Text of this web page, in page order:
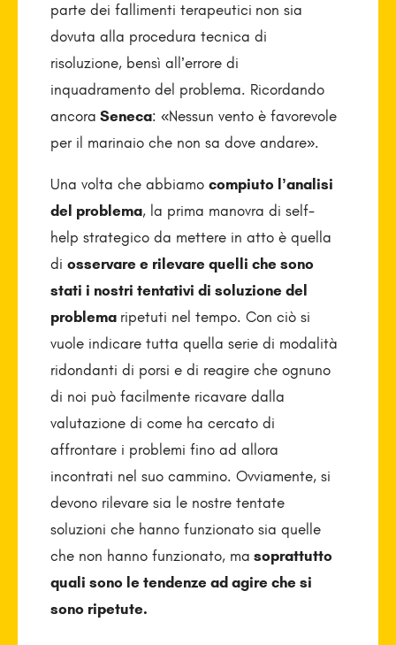
parte dei fallimenti terapeutici non sia
dovuta alla procedura tecnica di
risoluzione, bensì all’errore di
inquadramento del problema. Ricordando
ancora Seneca: «Nessun vento è favorevole
per il marinaio che non sa dove andare».
Una volta che abbiamo compiuto l’analisi
del problema, la prima manovra di self-
help strategico da mettere in atto è quella
di osservare e rilevare quelli che sono
stati i nostri tentativi di soluzione del
problema ripetuti nel tempo. Con ciò si
vuole indicare tutta quella serie di modalità
ridondanti di porsi e di reagire che ognuno
di noi può facilmente ricavare dalla
valutazione di come ha cercato di
affrontare i problemi fino ad allora
incontrati nel suo cammino. Ovviamente, si
devono rilevare sia le nostre tentate
soluzioni che hanno funzionato sia quelle
che non hanno funzionato, ma soprattutto
quali sono le tendenze ad agire che si
sono ripetute.